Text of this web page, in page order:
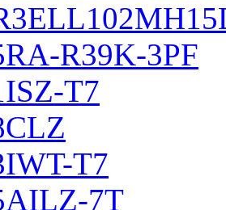
R39K-3PF
T7
T7
7T